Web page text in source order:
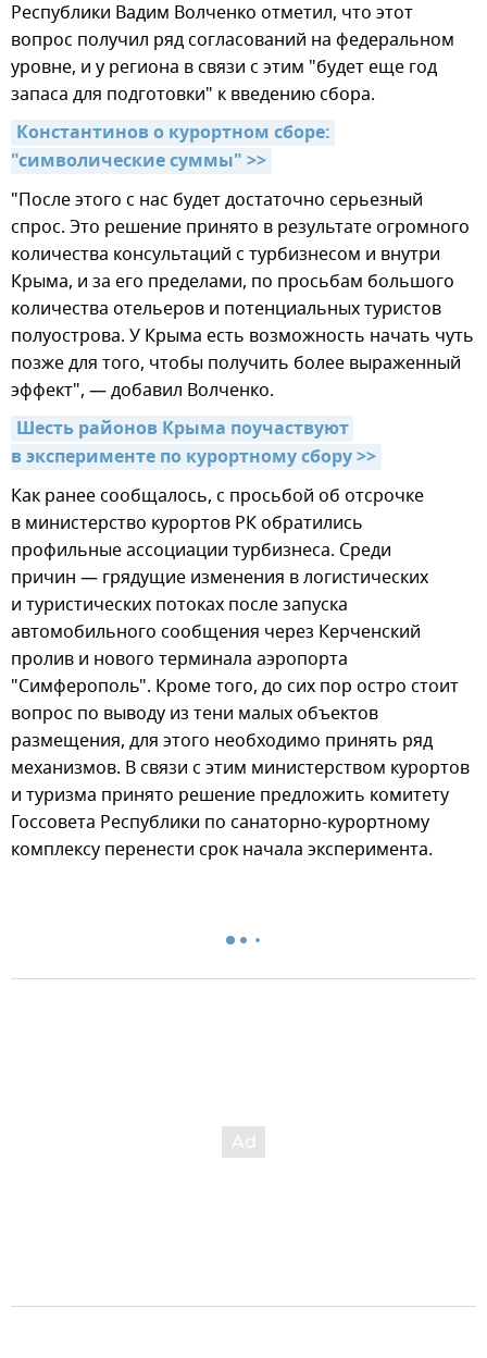
Республики Вадим Волченко отметил, что этот
вопрос получил ряд согласований на федеральном
уровне, и у региона в связи с этим "будет еще год
запаса для подготовки" к введению сбора.
Константинов о курортном сборе:
"символические суммы" >>
"После этого с нас будет достаточно серьезный
спрос. Это решение принято в результате огромного
количества консультаций с турбизнесом и внутри
Крыма, и за его пределами, по просьбам большого
количества отельеров и потенциальных туристов
полуострова. У Крыма есть возможность начать чуть
позже для того, чтобы получить более выраженный
эффект", — добавил Волченко.
Шесть районов Крыма поучаствуют
в эксперименте по курортному сбору >>
Как ранее сообщалось, с просьбой об отсрочке
в министерство курортов РК обратились
профильные ассоциации турбизнеса. Среди
причин — грядущие изменения в логистических
и туристических потоках после запуска
автомобильного сообщения через Керченский
пролив и нового терминала аэропорта
"Симферополь". Кроме того, до сих пор остро стоит
вопрос по выводу из тени малых объектов
размещения, для этого необходимо принять ряд
механизмов. В связи с этим министерством курортов
и туризма принято решение предложить комитету
Госсовета Республики по санаторно-курортному
комплексу перенести срок начала эксперимента.